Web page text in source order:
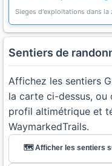
Sieges d'exploitations dans la
Sentiers de
Affichez les sentiers
la carte ci-dessus, ou
profil altimétrique et
WaymarkedTrails.
🗺️ Afficher les sentiers